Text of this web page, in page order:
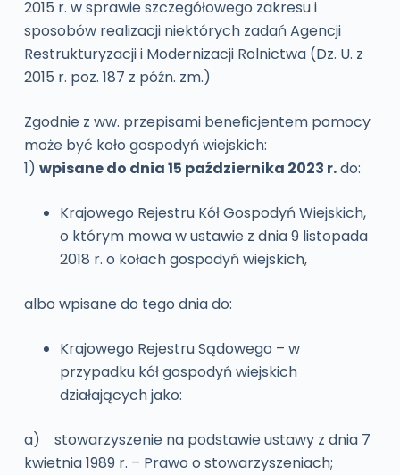
2015 r. w sprawie szczegółowego zakresu i
sposobów realizacji niektórych zadań Agencji
Restrukturyzacji i Modernizacji Rolnictwa (Dz. U. z
2015 r. poz. 187 z późn. zm.)
Zgodnie z ww. przepisami beneficjentem pomocy
może być koło gospodyń wiejskich:
1) wpisane do dnia 15 października 2023 r.do:
Krajowego Rejestru Kół Gospodyń Wiejskich,
o którym mowa w ustawie z dnia 9 listopada
2018 r. o kołach gospodyń wiejskich,
albo wpisane do tego dnia do:
Krajowego Rejestru Sądowego – w
przypadku kół gospodyń wiejskich
działających jako:
a) stowarzyszenie na podstawie ustawy z dnia 7
kwietnia 1989 r. – Prawo o stowarzyszeniach;